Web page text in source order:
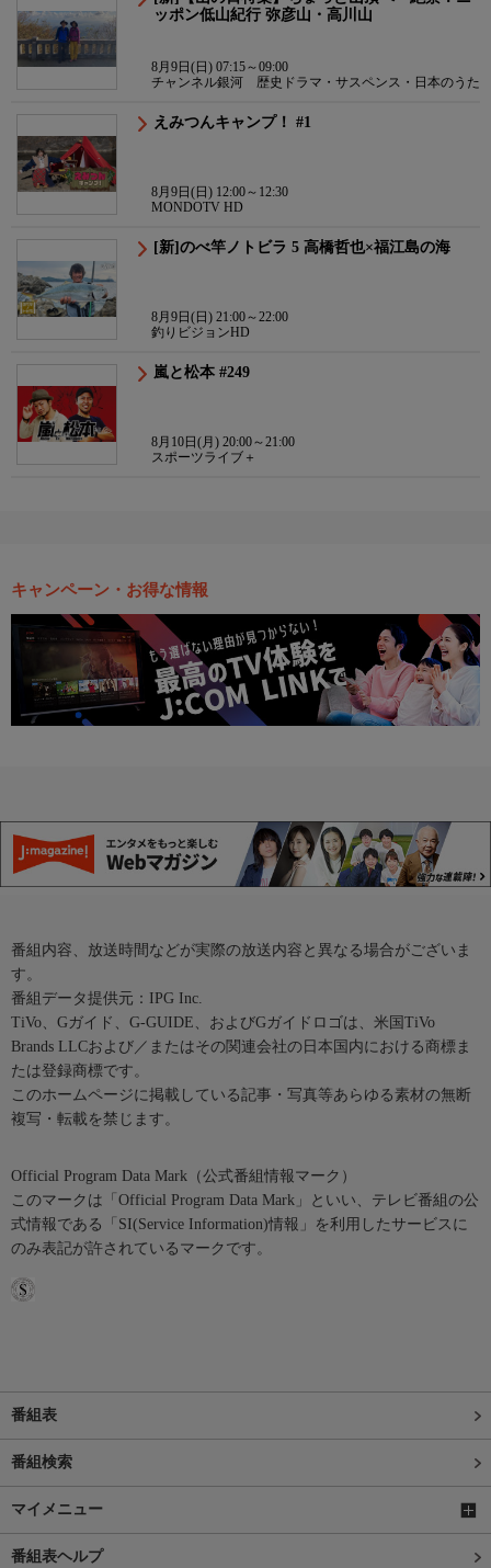
ッポン低山紀行 弥彦山・高川山
8月9日(日) 07:15～09:00
チャンネル銀河 歴史ドラマ・サスペンス・日本のうた
えみつんキャンプ！ #1
8月9日(日) 12:00～12:30
MONDOTV HD
[新]のべ竿ノトビラ 5 高橋哲也×福江島の海
8月9日(日) 21:00～22:00
釣りビジョンHD
嵐と松本 #249
8月10日(月) 20:00～21:00
スポーツライブ＋
キャンペーン・お得な情報
番組内容、放送時間などが実際の放送内容と異なる場合がございま
す。
番組データ提供元：IPG Inc.
TiVo、Gガイド、G-GUIDE、およびGガイドロゴは、米国TiVo
Brands LLCおよび／またはその関連会社の日本国内における商標ま
たは登録商標です。
このホームページに掲載している記事・写真等あらゆる素材の無断
複写・転載を禁じます。
Official Program Data Mark（公式番組情報マーク）
このマークは「Official Program Data Mark」といい、テレビ番組の公
式情報である「SI(Service Information)情報」を利用したサービスに
のみ表記が許されているマークです。
番組表
番組検索
マイメニュー
番組表ヘルプ